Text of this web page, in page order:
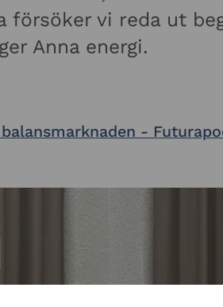
försöker vi reda ut
Anna energi.
-